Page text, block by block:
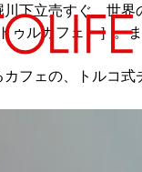
探す
川下立売すぐ、世
ゥルカフェ）］。
フェの、トルコ式